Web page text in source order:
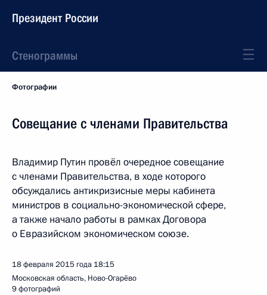
Президент России
Стенограммы
Фотографии
Совещание с членами Правительства
Владимир Путин провёл очередное совещание
с членами Правительства, в ходе которого
обсуждались антикризисные меры кабинета
министров в социально-экономической сфере,
а также начало работы в рамках Договора
о Евразийском экономическом союзе.
18 февраля 2015 года 18:15
Московская область, Ново-Огарёво
9 фотографий